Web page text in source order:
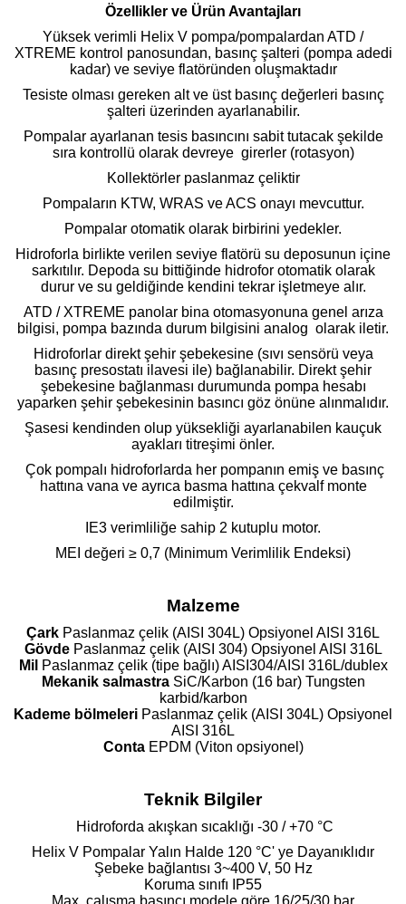
Özellikler ve Ürün Avantajları
Yüksek verimli Helix V pompa/pompalardan ATD /
XTREME kontrol panosundan, basınç şalteri (pompa adedi
kadar) ve seviye flatöründen oluşmaktadır
Tesiste olması gereken alt ve üst basınç değerleri basınç
şalteri üzerinden ayarlanabilir.
Pompalar ayarlanan tesis basıncını sabit tutacak şekilde
sıra kontrollü olarak devreye girerler (rotasyon)
Kollektörler paslanmaz çeliktir
Pompaların KTW, WRAS ve ACS onayı mevcuttur.
Pompalar otomatik olarak birbirini yedekler.
Hidroforla birlikte verilen seviye flatörü su deposunun içine
sarkıtılır. Depoda su bittiğinde hidrofor otomatik olarak
durur ve su geldiğinde kendini tekrar işletmeye alır.
ATD / XTREME panolar bina otomasyonuna genel arıza
bilgisi, pompa bazında durum bilgisini analog olarak iletir.
Hidroforlar direkt şehir şebekesine (sıvı sensörü veya
basınç presostatı ilavesi ile) bağlanabilir. Direkt şehir
şebekesine bağlanması durumunda pompa hesabı
yaparken şehir şebekesinin basıncı göz önüne alınmalıdır.
Şasesi kendinden olup yüksekliği ayarlanabilen kauçuk
ayakları titreşimi önler.
Çok pompalı hidroforlarda her pompanın emiş ve basınç
hattına vana ve ayrıca basma hattına çekvalf monte
edilmiştir.
IE3 verimliliğe sahip 2 kutuplu motor.
MEI değeri ≥ 0,7 (Minimum Verimlilik Endeksi)
Malzeme
Çark Paslanmaz çelik (AISI 304L) Opsiyonel AISI 316L
GövdePaslanmaz çelik (AISI 304) Opsiyonel AISI 316L
Mil Paslanmaz çelik (tipe bağlı) AISI304/AISI 316L/dublex
Mekanik salmastra SiC/Karbon (16 bar) Tungsten
karbid/karbon
Kademe bölmeleri Paslanmaz çelik (AISI 304L) Opsiyonel
AISI 316L
ContaEPDM (Viton opsiyonel)
Teknik Bilgiler
Hidroforda akışkan sıcaklığı -30 / +70 °C
Helix V Pompalar Yalın Halde 120 °C' ye Dayanıklıdır
Şebeke bağlantısı 3~400 V, 50 Hz
Koruma sınıfı IP55